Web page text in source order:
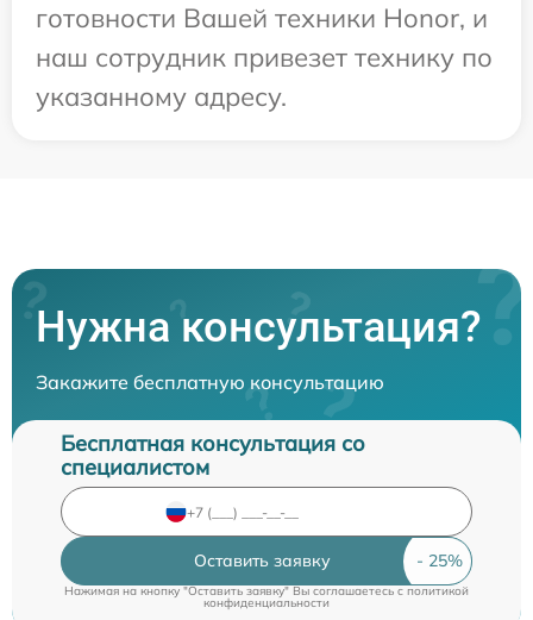
готовности Вашей техники Honor, и
наш сотрудник привезет технику по
указанному адресу.
Нужна консультация?
Закажите бесплатную консультацию
Бесплатная консультация со
специалистом
Оставить заявку
Нажимая на кнопку "Оставить заявку" Вы соглашаетесь cполитикой
конфиденциальности